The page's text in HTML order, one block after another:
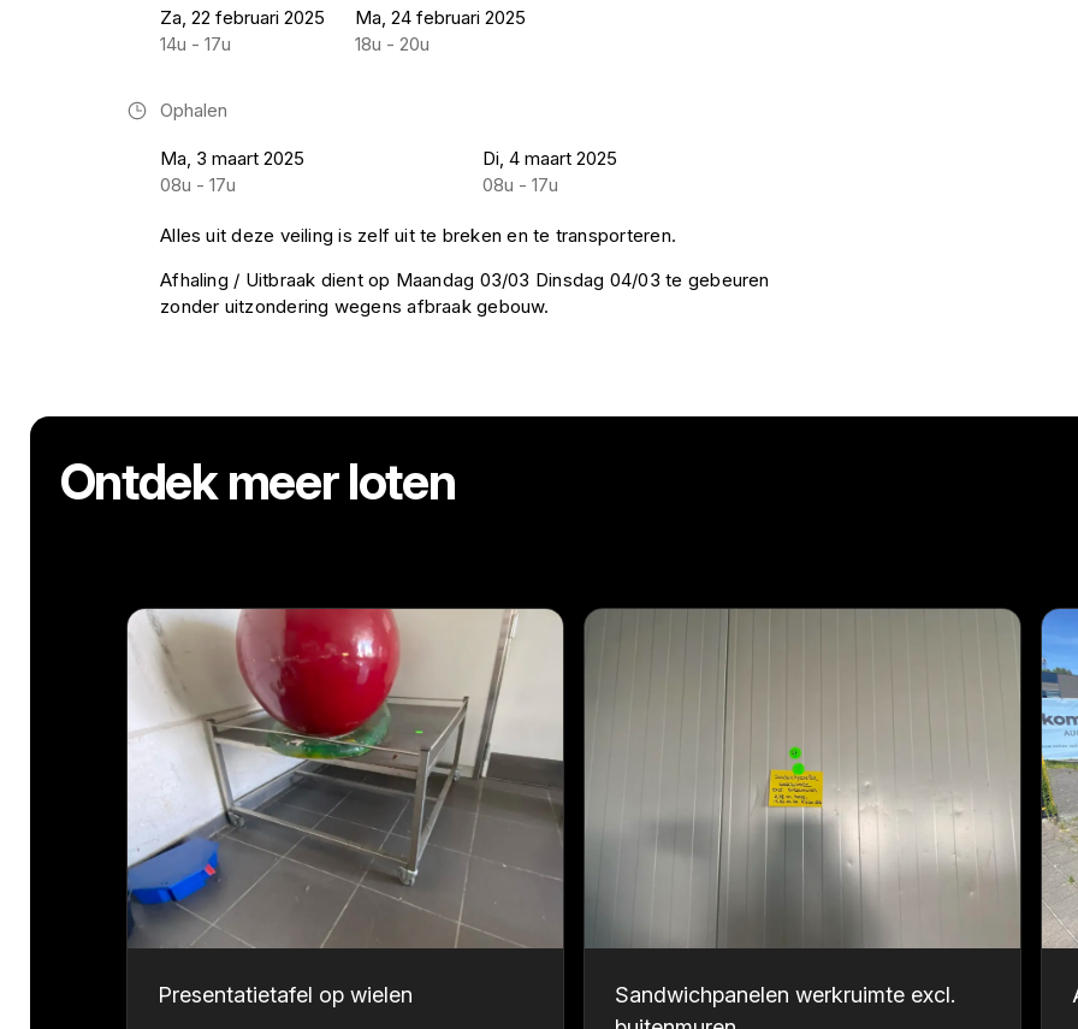
Za, 22 februari 2025
14u - 17u
Ma, 24 februari 2025
18u - 20u
Ophalen
Ma, 3 maart 2025
08u - 17u
Di, 4 maart 2025
08u - 17u
Alles uit deze veiling is zelf uit te breken en te transporteren.
Afhaling / Uitbraak dient op Maandag 03/03 Dinsdag 04/03 te gebeuren
zonder uitzondering wegens afbraak gebouw.
Ontdek meer loten
Presentatietafel op wielen
Sandwichpanelen werkruimte excl.